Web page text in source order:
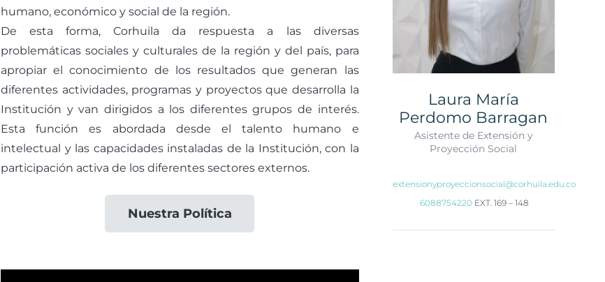
humano, económico y social de la región.
De esta forma, Corhuila da respuesta a las diversas
problemáticas sociales y culturales de la región y del país, para
apropiar el conocimiento de los resultados que generan las
diferentes actividades, programas y proyectos que desarrolla la
Institución y van dirigidos a los diferentes grupos de interés.
Esta función es abordada desde el talento humano e
intelectual y las capacidades instaladas de la Institución, con la
participación activa de los diferentes sectores externos.
Nuestra Política
Laura María
Perdomo Barragan
Asistente de Extensión y
Proyección Social
extensionyproyeccionsocial@corhuila.edu.co
6088754220 EXT. 169 – 148